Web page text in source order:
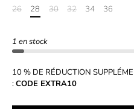
26
28 30 32 34 36
1 en stock
10 % DE RÉDUCTION
:CODE EXTRA10